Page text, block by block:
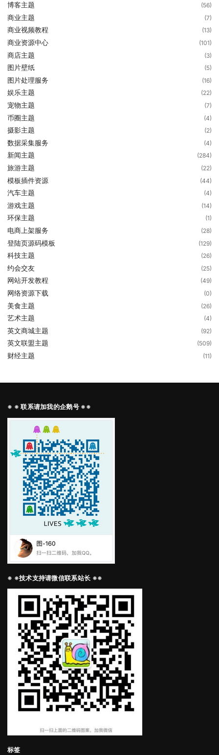
博客主题 (56)
商业主题 (7)
商业视频教程 (13)
商业资源中心 (101)
商店主题 (3)
图片壁纸 (5)
图片处理服务 (16)
娱乐主题 (22)
宠物主题 (7)
币圈主题 (4)
摄影主题 (2)
数据采集服务 (4)
新闻主题 (284)
旅游主题 (22)
模板插件资源 (44)
汽车主题 (4)
游戏主题 (14)
环保主题 (1)
电商上架服务 (28)
登陆页源码模板 (129)
科技主题 (26)
约会交友 (25)
网站开发教程 (49)
网络资源下载 (0)
美食主题 (26)
艺术主题 (4)
英文商城主题 (92)
英文联盟主题 (509)
财经主题 (11)
※ ※ 联系请加我的企鹅号 ※※
※ ※技术支持请微信联系站长 ※※
标签